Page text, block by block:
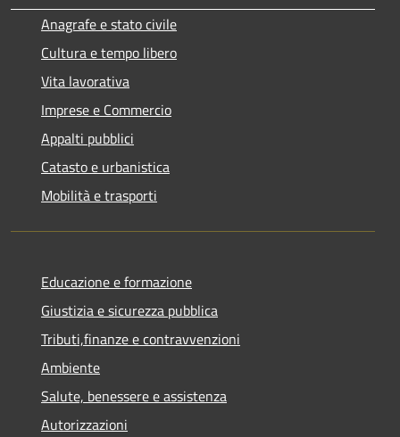
Anagrafe e stato civile
Cultura e tempo libero
Vita lavorativa
Imprese e Commercio
Appalti pubblici
Catasto e urbanistica
Mobilità e trasporti
Educazione e formazione
Giustizia e sicurezza pubblica
Tributi,finanze e contravvenzioni
Ambiente
Salute, benessere e assistenza
Autorizzazioni